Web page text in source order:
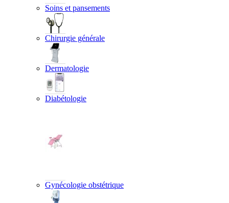
Soins et pansements
Chirurgie générale
Dermatologie
Diabétologie
Gynécologie obstétrique